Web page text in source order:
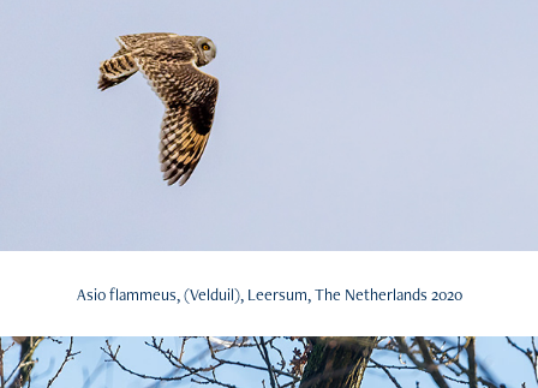
Asio flammeus, (Velduil), Leersum, The Netherlands 2020